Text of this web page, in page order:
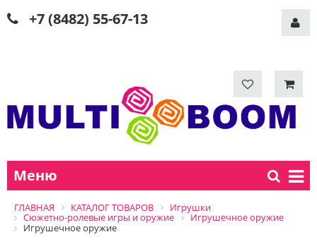
+7 (8482) 55-67-13
Меню
ГЛАВНАЯ КАТАЛОГ ТОВАРОВ
Игрушки
Сюжетно-ролевые игры и оружие
Игрушечное оружие
Игрушечное оружие